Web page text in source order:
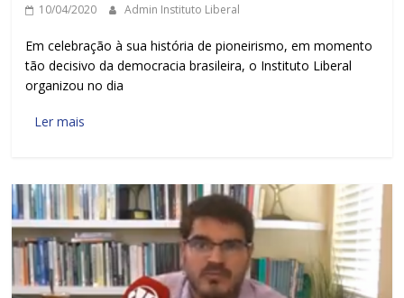
10/04/2020 Admin Instituto Liberal
Em celebração à sua história de pioneirismo, em momento
tão decisivo da democracia brasileira, o Instituto Liberal
organizou no dia
Ler mais